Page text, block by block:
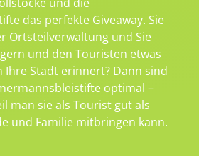
das perfekte Giveaway. Sie
Ortsteilverwaltung und Sie
und den Touristen etwas
Ihre Stadt erinnert? Dann sind
optimal –
man sie als Tourist gut als
und Familie mitbringen kann.